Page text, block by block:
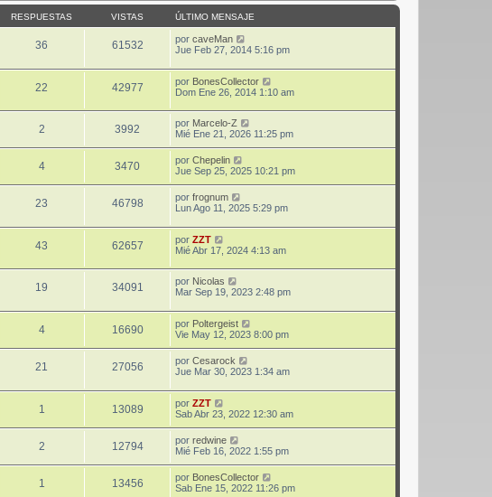
RESPUESTAS VISTAS ÚLTIMO MENSAJE
36 61532 por caveMan
Jue Feb 27, 2014 5:16 pm
22 42977 por BonesCollector
Dom Ene 26, 2014 1:10 am
2 3992 por Marcelo-Z
Mié Ene 21, 2026 11:25 pm
4 3470 por Chepelin
Jue Sep 25, 2025 10:21 pm
23 46798 por frognum
Lun Ago 11, 2025 5:29 pm
43 62657 por ZZT
Mié Abr 17, 2024 4:13 am
19 34091 por Nicolas
Mar Sep 19, 2023 2:48 pm
4 16690 por Poltergeist
Vie May 12, 2023 8:00 pm
21 27056 por Cesarock
Jue Mar 30, 2023 1:34 am
1 13089 por ZZT
Sab Abr 23, 2022 12:30 am
2 12794 por redwine
Mié Feb 16, 2022 1:55 pm
1 13456 por BonesCollector
Sab Ene 15, 2022 11:26 pm